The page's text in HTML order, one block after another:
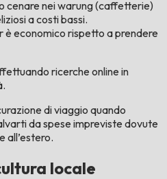
cenare nei warung (caffetterie)
a costi bassi.
è economico rispetto a prendere
ricerche online in
di viaggio quando
da spese impreviste dovute
all’estero.
locale